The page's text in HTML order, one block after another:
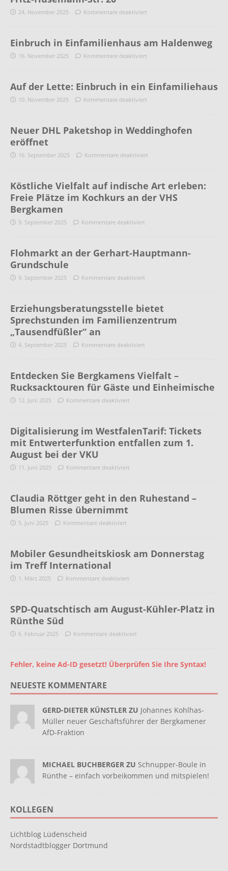
24. November 2025 Kommentare deaktiviert
Einbruch in Einfamilienhaus am Haldenweg
16. November 2025 Kommentare deaktiviert
Auf der Lette: Einbruch in ein Einfamiliehaus
10. November 2025 Kommentare deaktiviert
Neuer DHL Paketshop in Weddinghofen
eröffnet
16. September 2025 Kommentare deaktiviert
Köstliche Vielfalt auf indische Art erleben:
Freie Plätze im Kochkurs an der VHS
Bergkamen
9. September 2025 Kommentare deaktiviert
Flohmarkt an der Gerhart-Hauptmann-
Grundschule
9. September 2025 Kommentare deaktiviert
Erziehungsberatungsstelle bietet
Sprechstunden im Familienzentrum
„Tausendfüßler“ an
4. September 2025 Kommentare deaktiviert
Entdecken Sie Bergkamens Vielfalt –
Rucksacktouren für Gäste und Einheimische
12. Juni 2025 Kommentare deaktiviert
Digitalisierung im WestfalenTarif: Tickets
mit Entwerterfunktion entfallen zum 1.
August bei der VKU
11. Juni 2025 Kommentare deaktiviert
Claudia Röttger geht in den Ruhestand –
Blumen Risse übernimmt
5. Juni 2025 Kommentare deaktiviert
Mobiler Gesundheitskiosk am Donnerstag
im Treff International
1. März 2025 Kommentare deaktiviert
SPD-Quatschtisch am August-Kühler-Platz in
Rünthe Süd
6. Februar 2025 Kommentare deaktiviert
Fehler, keine Ad-ID gesetzt! Überprüfen Sie Ihre Syntax!
NEUESTE KOMMENTARE
GERD-DIETER KÜNSTLER ZU Johannes Kohlhas-
Müller neuer Geschäftsführer der Bergkamener
AfD-Fraktion
MICHAEL BUCHBERGER ZU Schnupper-Boule in
Rünthe – einfach vorbeikommen und mitspielen!
KOLLEGEN
Lichtblog Lüdenscheid
Nordstadtblogger Dortmund